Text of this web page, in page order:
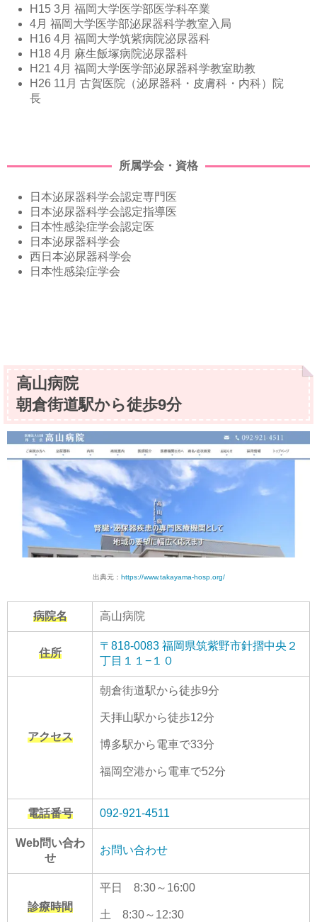
H15 3月 福岡大学医学部医学科卒業
4月 福岡大学医学部泌尿器科学教室入局
H16 4月 福岡大学筑紫病院泌尿器科
H18 4月 麻生飯塚病院泌尿器科
H21 4月 福岡大学医学部泌尿器科学教室助教
H26 11月 古賀医院（泌尿器科・皮膚科・内科）院
長
所属学会・資格
日本泌尿器科学会認定専門医
日本泌尿器科学会認定指導医
日本性感染症学会認定医
日本泌尿器科学会
西日本泌尿器科学会
日本性感染症学会
高山病院
朝倉街道駅から徒歩9分
出典元： https://www.takayama-hosp.org/
病院名 高山病院
住所
〒818-0083 福岡県筑紫野市針摺中央２
丁目１１−１０
アクセス
朝倉街道駅から徒歩9分
天拝山駅から徒歩12分
博多駅から電車で33分
福岡空港から電車で52分
電話番号 092-921-4511
Web問い合わ
せ
お問い合わせ
診療時間
平日 8:30～16:00
土 8:30～12:30